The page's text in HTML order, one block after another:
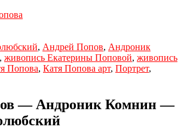
, Андрей Попов, Андроник
, живопись Екатерины Поповой, живопись
Попова, Катя Попова арт, Портрет,
— Андроник Комнин —